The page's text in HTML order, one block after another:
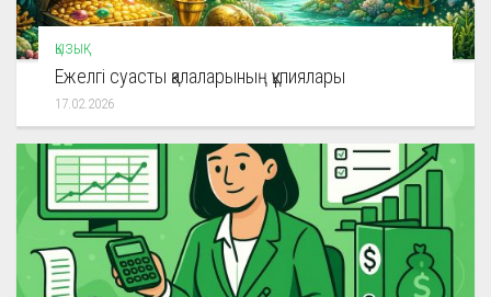
ҚЫЗЫҚ
Ежелгі суасты қалаларының құпиялары
17.02.2026